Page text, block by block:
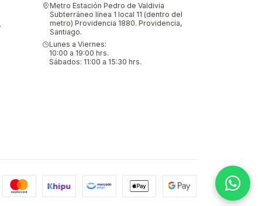
Metro Estación Pedro de Valdivia
Subterráneo línea 1 local 11 (dentro del
metro) Providencia 1880. Providencia,
Santiago.
Lunes a Viernes:
10:00 a 19:00 hrs.
Sábados: 11:00 a 15:30 hrs.